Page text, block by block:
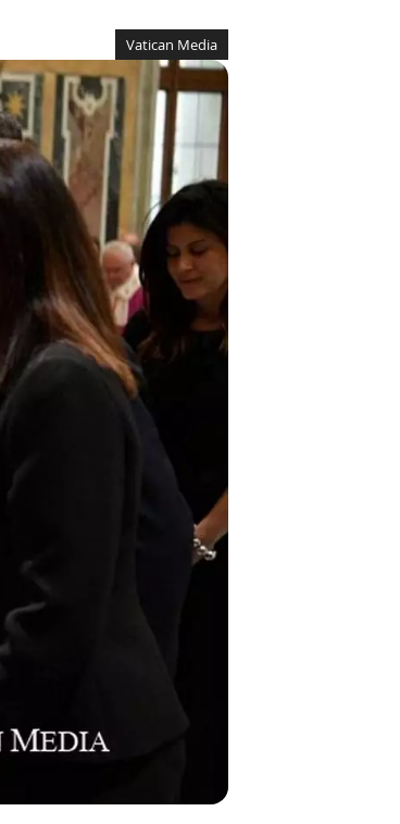
Vatican Media